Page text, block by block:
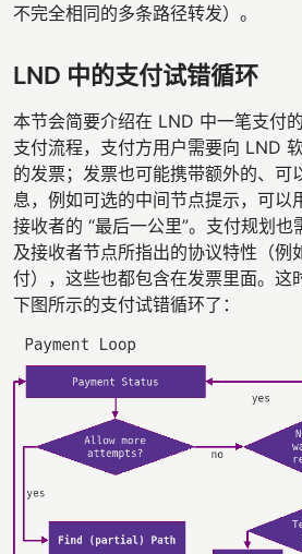
不完全相同的多条路径转发）。
LND 中的支付试错循环
本节会简要介绍在 LND 中一笔支付
支付流程，支付方用户需要向 LND
的发票；发票也可能携带额外的、可
息，例如可选的中间节点提示，可以
接收者的 “最后一公里”。支付规划也
及接收者节点所指出的协议特性（例
付），这些也都包含在发票里面。这
下图所示的支付试错循环了：